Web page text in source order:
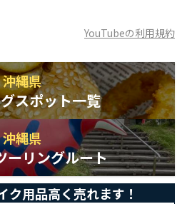
YouTubeの利用規約
沖縄県
スポット一覧
沖縄県
ーリングルート
ク用品高く売れます！